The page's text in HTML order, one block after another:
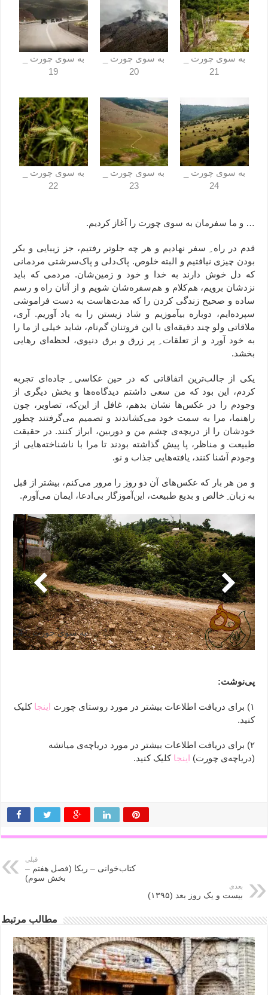
به ‌سوی چورت _
19
به ‌سوی چورت _
20
به ‌سوی چورت _
21
به ‌سوی چورت _
22
به ‌سوی چورت _
23
به ‌سوی چورت _
24
… و ما سفرمان به سوی چورت را آغاز کردیم.
قدم در راه ِ سفر نهادیم و هر چه جلوتر رفتیم، جز زیبایی و بکر
بودن چیزی نیافتیم و البته خلوص. پاک‌دلی و پاک‌سرشتی مردمانی
که دل خوش دارند به خدا و خود و زمین‌شان. مردمی که باید
نزدشان برویم، هم‌کلام و هم‌سفره‌شان شویم و از آنان راه و رسم
ساده و صحیح زندگی کردن را که مدت‌هاست به دست فراموشی
سپرده‌ایم، دوباره بیآموزیم و شاد زیستن را به یاد آوریم. آری،
ملاقاتی ولو چند دقیقه‌ای با این فروتنان گم‌نام، شاید خیلی از ما را
به خود آورد و از تعلقات ِ پر زرق و برق دنیوی، لحظه‌ای رهایی
بخشد.
یکی از جالب‌ترین اتفاقاتی که در حین عکاسی ِ جاده‌ای تجربه
کردم، این بود که من سعی داشتم دیدگاه‌ه‌ها و بخش دیگری از
وجودم را در عکس‌ها نشان بدهم، غافل از این‌که، تصاویر، چون
راهنما، مرا به سمت خود می‌کشاندند و تصمیم می‌گرفتند چطور
خودشان را از دریچه‌ی چشم من و دوربین، ابراز کنند. در حقیقت
طبیعت و مناظر، پا پیش گذاشته بودند تا مرا با ناشناخته‌‌هایی از
وجودم آشنا کنند، یافته‌‌هایی جذاب و نو.
و من هر بار که عکس‌‌های آن دو روز را مرور می‌کنم، بیشتر از قبل
به زبان ِ خالص و بدیع طبیعت، این‌آموزگار بی‌ادعا، ایمان می‌آورم.
به ‌سوی چورت _ 14
پی‌نوشت:
۱) برای دریافت اطلاعات بیشتر در مورد روستای چورت اینجا کلیک
کنید.
۲) برای دریافت اطلاعات بیشتر در مورد دریاچه‌ی میانشه
(دریاچه‌ی چورت) اینجا کلیک کنید.
قبلی
کتاب‌خوانی – ربکا (فصل هفتم –
بخش سوم)
بعدی
بیست و یک روز بعد (۱۳۹۵)
مطالب مرتبط